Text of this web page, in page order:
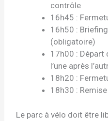
contrôle
16h45 :
16h50 :
(obligatoire)
17h00 : Départ
l’une après
18h20 :
18h30 :
Le parc à vélo doit être